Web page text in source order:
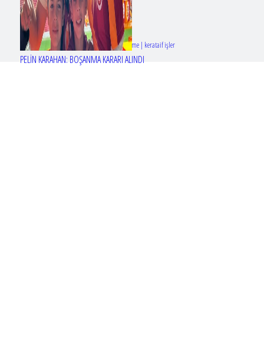
PELİN KARAHAN: BOŞANMA KARARI ALINDI
Tasarım & Geliştirme | kerataif işler